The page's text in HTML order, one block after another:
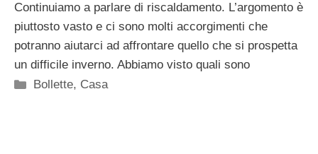
Continuiamo a parlare di riscaldamento. L’argomento è
piuttosto vasto e ci sono molti accorgimenti che
potranno aiutarci ad affrontare quello che si prospetta
un difficile inverno. Abbiamo visto quali sono
Categorie
Bollette, Casa